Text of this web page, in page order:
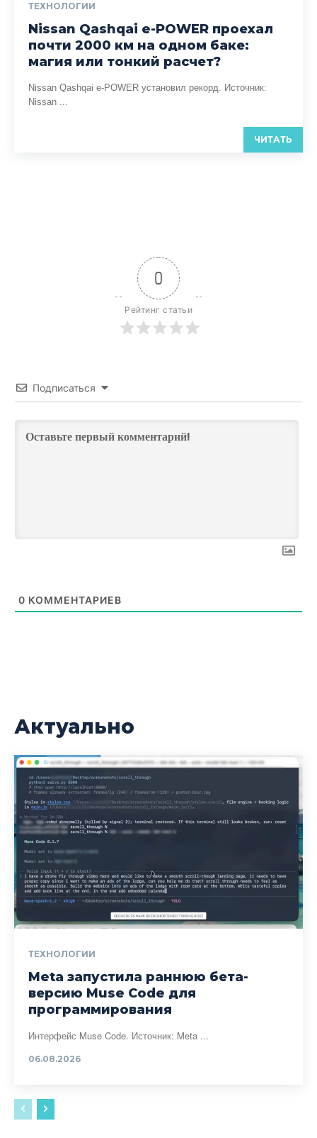
ТЕХНОЛОГИИ
Nissan Qashqai e-POWER проехал
почти 2000 км на одном баке:
магия или тонкий расчет?
Nissan Qashqai e-POWER установил рекорд. Источник:
Nissan ...
ЧИТАТЬ
0
Рейтинг статьи
Подписаться
0 КОММЕНТАРИЕВ
Актуально
ТЕХНОЛОГИИ
Meta запустила раннюю бета-
версию Muse Code для
программирования
Интерфейс Muse Code. Источник: Meta ...
06.08.2026